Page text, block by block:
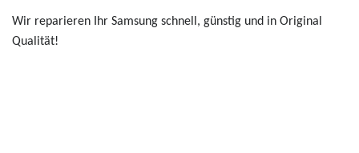
Wir reparieren Ihr Samsung schnell, günstig und in Original
Qualität!